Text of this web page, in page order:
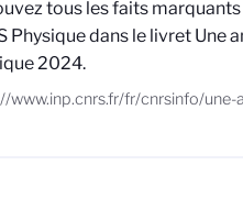
tous les faits
Physique dans le livret Une
2024.
www.inp.cnrs.fr/fr/cnrsinfo/